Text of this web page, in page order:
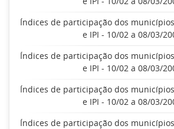
Índices de participação dos
e IPI - 10/02 a 08/03/
Índices de participação dos
e IPI - 10/02 a 08/03/
Índices de participação dos
e IPI - 10/02 a 08/03/
Índices de participação dos